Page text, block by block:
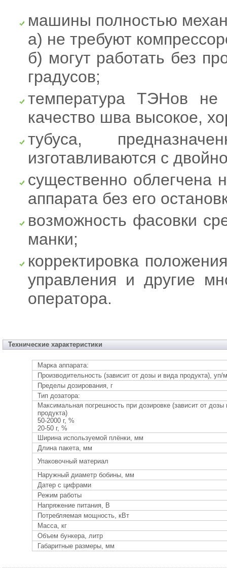
машины полностью
а) не требуют
б) могут работать без
градусов;
температура ТЭНов не
качество шва высокое,
тубуса,
изготавливаются с
существенно облегчена
аппарата без его
возможность фасовки
манки;
корректировка
управления и другие
оператора.
Технические характеристики
Марка аппарата:
Производительность (зависит от дозы и вида продукта), уп/
Пределы дозирования, г
Тип дозатора:
Максимальная погрешность при дозировке (зависит от дозы
продукта)
50-2000 г, %
20-50 г, %
Ширина используемой плёнки, мм
Длина пакета, мм
Упаковочный материал
Наружный диаметр бобины, мм
Датер с цифрами
Режим работы
Напряжение питания, В
Потребляемая мощность, кВт
Масса, кг
Объем бункера, литр
Габаритные размеры, мм